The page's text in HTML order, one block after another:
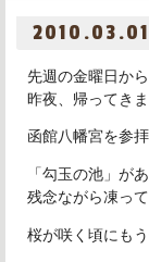
2010.03.01
先週の金曜日から
昨夜、帰ってきま
函館八幡宮を参拝
「勾玉の池」が
残念ながら凍って
桜が咲く頃にも